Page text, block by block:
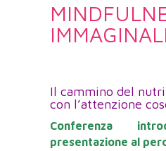
Il cammino del
con l’attenzione
Conferenza
presentazione al